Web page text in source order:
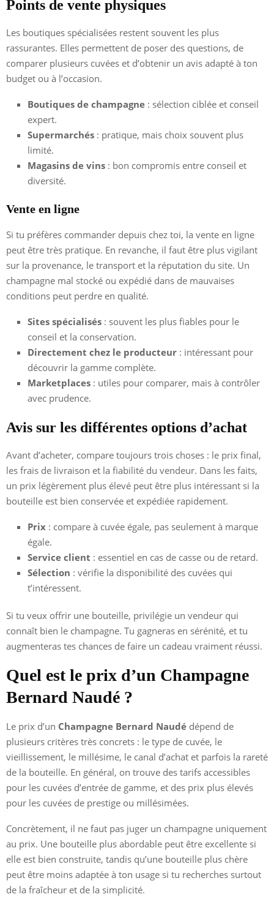
Points de vente physiques
Les boutiques spécialisées restent souvent les plus
rassurantes. Elles permettent de poser des questions, de
comparer plusieurs cuvées et d’obtenir un avis adapté à ton
budget ou à l’occasion.
Boutiques de champagne : sélection ciblée et conseil
expert.
Supermarchés : pratique, mais choix souvent plus
limité.
Magasins de vins : bon compromis entre conseil et
diversité.
Vente en ligne
Si tu préfères commander depuis chez toi, la vente en ligne
peut être très pratique. En revanche, il faut être plus vigilant
sur la provenance, le transport et la réputation du site. Un
champagne mal stocké ou expédié dans de mauvaises
conditions peut perdre en qualité.
Sites spécialisés : souvent les plus fiables pour le
conseil et la conservation.
Directement chez le producteur : intéressant pour
découvrir la gamme complète.
Marketplaces : utiles pour comparer, mais à contrôler
avec prudence.
Avis sur les différentes options d’achat
Avant d’acheter, compare toujours trois choses : le prix final,
les frais de livraison et la fiabilité du vendeur. Dans les faits,
un prix légèrement plus élevé peut être plus intéressant si la
bouteille est bien conservée et expédiée rapidement.
Prix : compare à cuvée égale, pas seulement à marque
égale.
Service client : essentiel en cas de casse ou de retard.
Sélection : vérifie la disponibilité des cuvées qui
t’intéressent.
Si tu veux offrir une bouteille, privilégie un vendeur qui
connaît bien le champagne. Tu gagneras en sérénité, et tu
augmenteras tes chances de faire un cadeau vraiment réussi.
Quel est le prix d’un Champagne
Bernard Naudé ?
Le prix d’un Champagne Bernard Naudé dépend de
plusieurs critères très concrets : le type de cuvée, le
vieillissement, le millésime, le canal d’achat et parfois la rareté
de la bouteille. En général, on trouve des tarifs accessibles
pour les cuvées d’entrée de gamme, et des prix plus élevés
pour les cuvées de prestige ou millésimées.
Concrètement, il ne faut pas juger un champagne uniquement
au prix. Une bouteille plus abordable peut être excellente si
elle est bien construite, tandis qu’une bouteille plus chère
peut être moins adaptée à ton usage si tu recherches surtout
de la fraîcheur et de la simplicité.